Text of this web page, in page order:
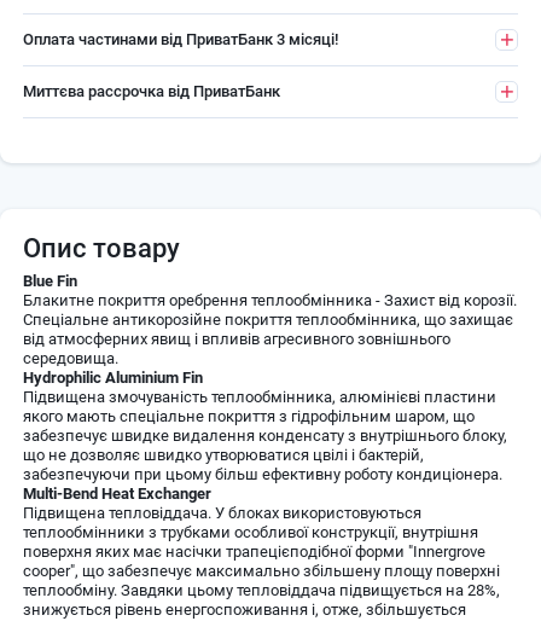
Оплата частинами від ПриватБанк 3 місяці!
Миттєва рассрочка від ПриватБанк
Опис товару
Blue Fin
Блакитне покриття оребрення теплообмінника - Захист від корозії.
Спеціальне антикорозійне покриття теплообмінника, що захищає
від атмосферних явищ і впливів агресивного зовнішнього
середовища.
Hydrophilic Aluminium Fin
Підвищена змочуваність теплообмінника, алюмінієві пластини
якого мають спеціальне покриття з гідрофільним шаром, що
забезпечує швидке видалення конденсату з внутрішнього блоку,
що не дозволяє швидко утворюватися цвілі і бактерій,
забезпечуючи при цьому більш ефективну роботу кондиціонера.
Multi-Bend Heat Exchanger
Підвищена тепловіддача. У блоках використовуються
теплообмінники з трубками особливої конструкції, внутрішня
поверхня яких має насічки трапецієподібної форми "Innergrove
cooper", що забезпечує максимально збільшену площу поверхні
теплообміну. Завдяки цьому тепловіддача підвищується на 28%,
знижується рівень енергоспоживання і, отже, збільшується